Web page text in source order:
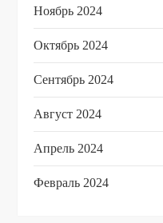
Ноябрь 2024
Октябрь 2024
Сентябрь 2024
Август 2024
Апрель 2024
Февраль 2024